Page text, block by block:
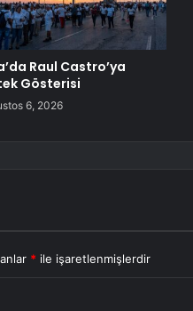
Raul Castro’ya
Gösterisi
6, 2026
* ile işaretlenmişlerdir